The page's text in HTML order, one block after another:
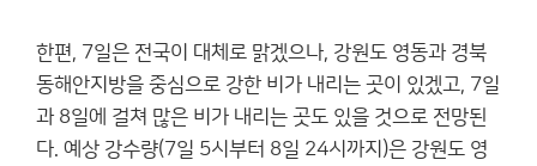
한편, 7일은 전국이 대체로 맑겠으나, 강원도 영동과 경북
동해안지방을 중심으로 강한 비가 내리는 곳이 있겠고, 7일
과 8일에 걸쳐 많은 비가 내리는 곳도 있을 것으로 전망된
다. 예상 강수량(7일 5시부터 8일 24시까지)은 강원도 영